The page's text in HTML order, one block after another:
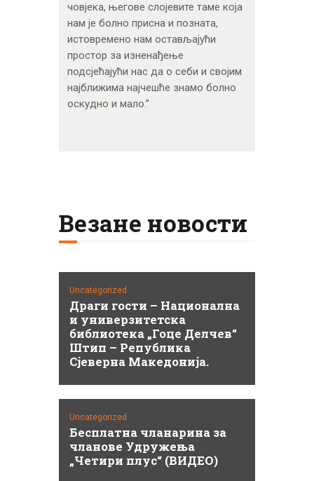
човјека, његове слојевите таме која
нам је болно присна и позната,
истовремено нам остављајући
простор за изненађење
подсјећајући нас да о себи и својим
најближима најчешће знамо болно
оскудно и мало.”
Везане новости
Uncategorized
Драги гости – Национална
и универзитетска
библиотека „Гоце Делчев“
Штип – Република
Сјеверна Македонија.
Uncategorized
Бесплатна чланарина за
чланове Удружења
„Четири плус“ (ВИДЕО)